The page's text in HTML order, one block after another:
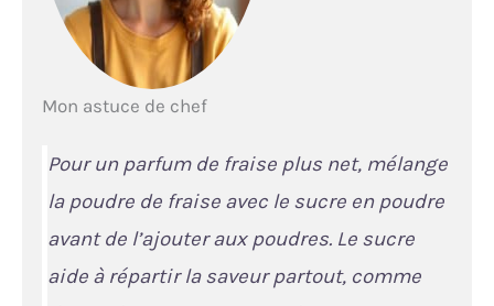
Mon astuce de chef
Pour un parfum de fraise plus net, mélange
la poudre de fraise avec le sucre en poudre
avant de l’ajouter aux poudres. Le sucre
aide à répartir la saveur partout, comme